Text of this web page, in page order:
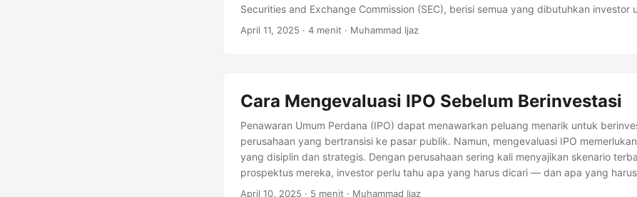
Securities and Exchange Commission (SEC), berisi semua yang dibutuhkan investor
keputusan yang terinformasi. Namun, dengan puluhan (kadang ratusan) halaman
April 11, 2025 · 4 menit · Muhammad Ijaz
Cara Mengevaluasi IPO Sebelum Berinvestasi
Penawaran Umum Perdana (IPO) dapat menawarkan peluang menarik untuk
perusahaan yang bertransisi ke pasar publik. Namun, mengevaluasi IPO
yang disiplin dan strategis. Dengan perusahaan sering kali menyajikan skenario
prospektus mereka, investor perlu tahu apa yang harus dicari — dan apa yang
Panduan ini mengeksplorasi faktor-faktor kunci untuk dievaluasi sebelum
April 10, 2025 · 5 menit · Muhammad Ijaz